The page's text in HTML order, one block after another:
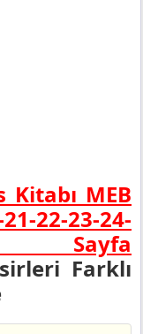
Kitabı MEB
22-23-24-
31. Sayfa
Farklı